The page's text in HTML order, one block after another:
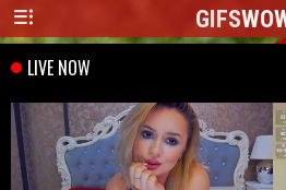
GIFS